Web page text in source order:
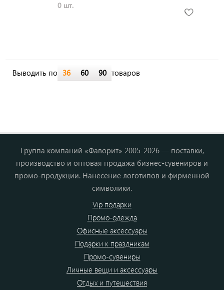
0 шт.
Выводить по 36 60 90 товаров
Группа компаний «Фаворит» 2005-2026 — поставки,
производство и оптовая продажа бизнес-сувениров и
промо-продукции. Нанесение логотипов и фирменной
символики.
Vip подарки
Промо-одежда
Офисные аксессуары
Подарки к праздникам
Промо-сувениры
Личные вещи и аксессуары
Отдых и путешествия